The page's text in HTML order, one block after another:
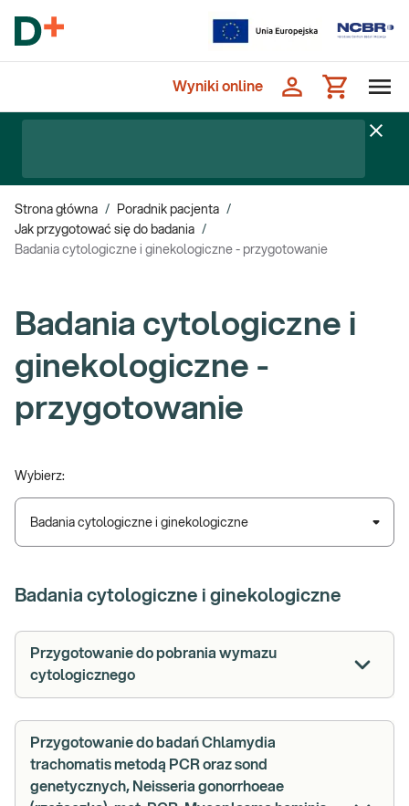
Wyniki online
Strona główna / Poradnik pacjenta /
Jak przygotować się do badania /
Badania cytologiczne i ginekologiczne - przygotowanie
Badania cytologiczne i
ginekologiczne -
przygotowanie
Wybierz:
Badania cytologiczne i ginekologiczne
Badania cytologiczne i ginekologiczne
Przygotowanie do pobrania wymazu
cytologicznego
Przygotowanie do badań Chlamydia
trachomatis metodą PCR oraz sond
genetycznych, Neisseria gonorrhoeae